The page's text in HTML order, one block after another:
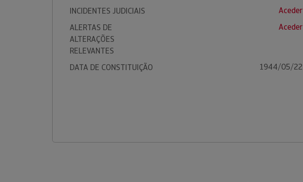
INCIDENTES JUDICIAIS
Aceder
ALERTAS DE
ALTERAÇÕES
RELEVANTES
Aceder
DATA DE CONSTITUIÇÃO 1944/05/22